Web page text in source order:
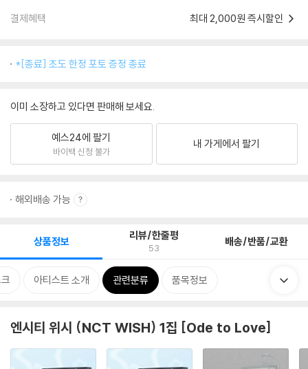
결제혜택 최대 2,000원 즉시할인
*[종료] 초도 한정 포토 증정 종료
이미 소장하고 있다면 판매해 보세요.
예스24에 팔기
바이백 신청 불가
내 가게에서 팔기
해외배송 가능
상품정보 리뷰/한줄평
53 배송/반품/교환
아티스트 소개 관련분류 품목정보
엔시티 위시 (NCT WISH) 1집 [Ode to Love]